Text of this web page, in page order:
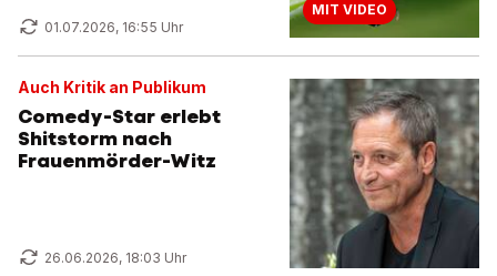
01.07.2026, 16:55 Uhr
MIT VIDEO
Auch Kritik an Publikum
Comedy-Star erlebt
Shitstorm nach
Frauenmörder-Witz
26.06.2026, 18:03 Uhr